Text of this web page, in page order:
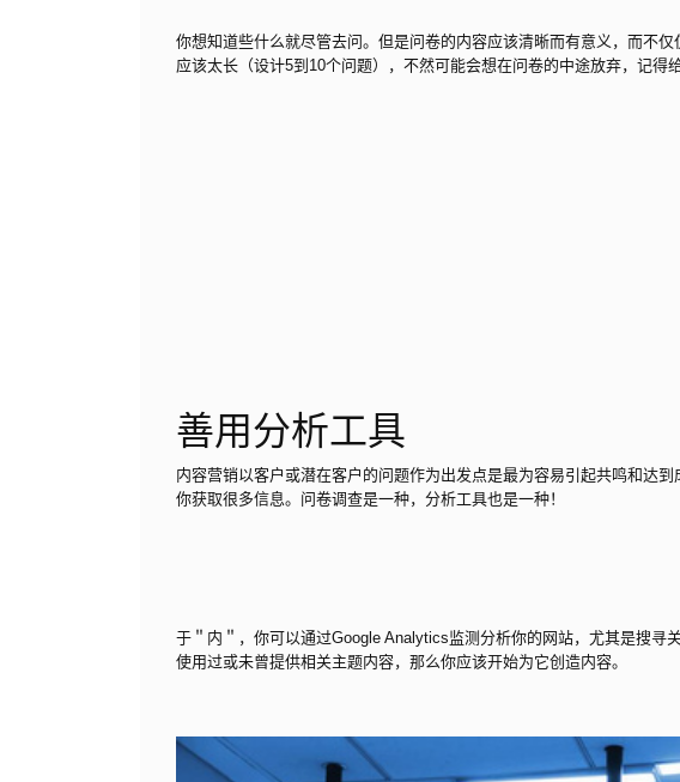
你想知道些什么就尽管去问。但是问卷的内容应该清晰而有意义，而不仅
应该太长（设计5到10个问题），不然可能会想在问卷的中途放弃，记得
善用分析工具
内容营销以客户或潜在客户的问题作为出发点是最为容易引起共鸣和达
你获取很多信息。问卷调查是一种，分析工具也是一种！
于＂内＂，你可以通过Google Analytics监测分析你的网站，尤其是搜寻
使用过或未曾提供相关主题内容，那么你应该开始为它创造内容。